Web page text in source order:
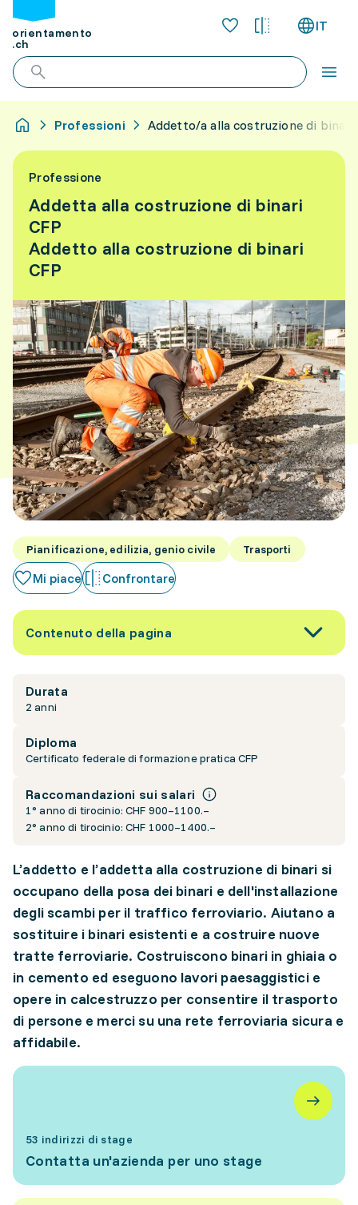
orientamento
.ch
IT
Professioni Addetto/a alla costruzione di binari
Professione
Addetta alla costruzione di binari
CFP
Addetto alla costruzione di binari
CFP
Pianificazione, edilizia, genio civile Trasporti
Mi piace Confrontare
Contenuto della pagina
Durata
2 anni
Diploma
Certificato federale di formazione pratica CFP
Raccomandazioni sui salari
1° anno di tirocinio: CHF 900–1100.–
2° anno di tirocinio: CHF 1000–1400.–
L’addetto e l’addetta alla costruzione di binari si
occupano della posa dei binari e dell'installazione
degli scambi per il traffico ferroviario. Aiutano a
sostituire i binari esistenti e a costruire nuove
tratte ferroviarie. Costruiscono binari in ghiaia o
in cemento ed eseguono lavori paesaggistici e
opere in calcestruzzo per consentire il trasporto
di persone e merci su una rete ferroviaria sicura e
affidabile.
53 indirizzi di stage
Contatta un'azienda per uno stage